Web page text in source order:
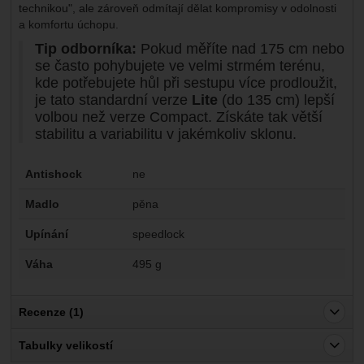
technikou", ale zároveň odmítají dělat kompromisy v odolnosti
a komfortu úchopu.
Tip odborníka: Pokud měříte nad 175 cm nebo
se často pohybujete ve velmi strmém terénu,
kde potřebujete hůl při sestupu více prodloužit,
je tato standardní verze Lite (do 135 cm) lepší
volbou než verze Compact. Získáte tak větší
stabilitu a variabilitu v jakémkoliv sklonu.
Parametry
Antishock ne
Madlo pěna
Upínání speedlock
Váha 495 g
Recenze (1)
Tabulky velikostí